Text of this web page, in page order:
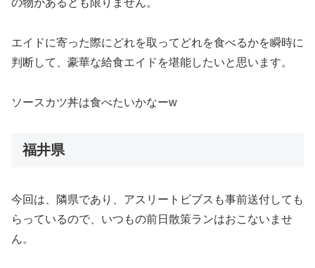
の物があるとも限りません。
エイドに寄った際にどれを取ってどれを食べるかを瞬時に
判断して、豪華な給食エイドを堪能したいと思います。
ソースカツ丼は食べたいかなーw
福井県
今回は、隣県であり、アスリートビブスも事前送付しても
らっているので、いつもの前日散策ランはおこないませ
ん。